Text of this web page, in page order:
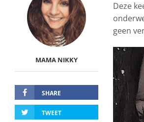
MAMA NIKKY
SHARE
TWEET
Deze
geen